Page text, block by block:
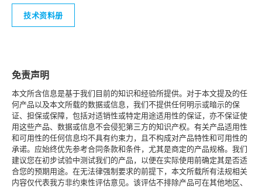
技术资料册
免责声明
本文所含信息是基于我们目前的知识和经验所提供。对于本文提及的任
何产品以及本文所载的数据或信息，我们不提供任何明示或暗示的保
证、担保或保障，包括对适销性或特定用途适用性的保证，亦不保证使
用这些产品、数据或信息不会侵犯第三方的知识产权。有关产品适用性
和可用性的任何信息均不具有约束力，且不构成对产品特性和可用性的
承诺。应始终优先参考合同条款和条件，尤其是商定的产品规格。我们
建议您在初步试验中测试我们的产品，以便在实际使用前确定其是否适
合您的预期用途。在无法律强制要求的前提下，本文所载所有法规相关
内容仅代表我方非约束性评估意见。该评估不排除产品可在其他地区、